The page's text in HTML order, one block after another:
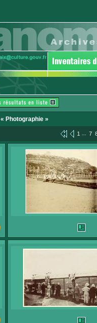
« Photographie »
1 ... 7